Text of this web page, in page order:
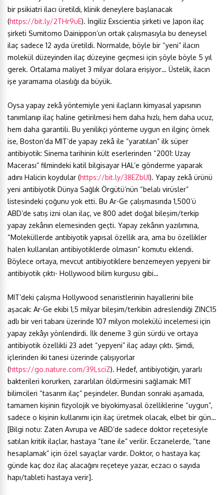
bir psikiatri ilacı üretildi, klinik deneylere başlanacak
(https://bit.ly/2THr9uE). İngiliz Exscientia şirketi ve Japon ilaç
şirketi Sumitomo Dainippon’un ortak çalışmasıyla bu deneysel
ilaç sadece 12 ayda üretildi. Normalde, böyle bir “yeni” ilacın
molekül düzeyinden ilaç düzeyine geçmesi için şöyle böyle 5 yıl
gerek. Ortalama maliyet 3 milyar dolara erişiyor… Üstelik, ilacın
işe yaramama olasılığı da büyük.
Oysa yapay zekâ yöntemiyle yeni ilaçların kimyasal yapısının
tanımlanıp ilaç haline getirilmesi hem daha hızlı, hem daha ucuz,
hem daha garantili. Bu yenilikçi yönteme uygun en ilginç örnek
ise, Boston’da MIT’de yapay zekâ ile “yaratılan” ilk süper
antibiyotik: Sinema tarihinin kült eserlerinden “2001: Uzay
Macerası” filmindeki katil bilgisayar HAL’e gönderme yaparak
adını Halicin koydular (https://bit.ly/38EZbUI). Yapay zekâ ürünü
yeni antibiyotik Dünya Sağlık Örgütü’nün “belalı virüsler”
listesindeki çoğunu yok etti. Bu Ar-Ge çalışmasında 1,500’ü
ABD’de satış izni olan ilaç, ve 800 adet doğal bileşim/terkip
yapay zekânın elemesinden geçti. Yapay zekânın yazılımına,
“Moleküllerde antibiyotik yapısal özellik ara, ama bu özellikler
halen kullanılan antibiyotiklerde olmasın” komutu eklendi.
Böylece ortaya, mevcut antibiyotiklere benzemeyen yepyeni bir
antibiyotik çıktı- Hollywood bilim kurgusu gibi…
MIT’deki çalışma Hollywood senaristlerinin hayallerini bile
aşacak: Ar-Ge ekibi 1,5 milyar bileşim/terkibin adreslendiği ZINC15
adlı bir veri tabanı üzerinde 107 milyon molekülü incelemesi için
yapay zekâyı yönlendirdi. İlk deneme 3 gün sürdü ve ortaya
antibiyotik özellikli 23 adet “yepyeni” ilaç adayı çıktı. Şimdi,
içlerinden iki tanesi üzerinde çalışıyorlar
(https://go.nature.com/39LsciZ). Hedef, antibiyotiğin, yararlı
bakterileri korurken, zararlıları öldürmesini sağlamak: MIT
bilimcileri “tasarım ilaç” peşindeler. Bundan sonraki aşamada,
tamamen kişinin fizyolojik ve biyokimyasal özelliklerine “uygun”,
sadece o kişinin kullanımı için ilaç üretmek olacak, elbet bir gün…
[Bilgi notu: Zaten Avrupa ve ABD’de sadece doktor reçetesiyle
satılan kritik ilaçlar, hastaya “tane ile” verilir. Eczanelerde, “tane
hesaplamak” için özel sayaçlar vardır. Doktor, o hastaya kaç
günde kaç doz ilaç alacağını reçeteye yazar, eczacı o sayıda
hapı/tableti hastaya verir].